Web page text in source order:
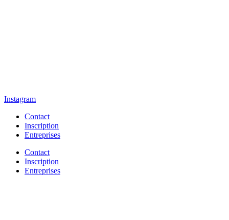
Instagram
Contact
Inscription
Entreprises
Contact
Inscription
Entreprises